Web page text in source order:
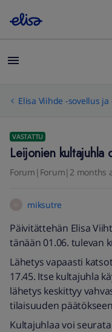
Elisa Viihde -sovellus
VASTATTU
Leijonien kultajuhla
Forum|Forum|2 months
miksutre
Päivitättehän Elisa
tänään 01.06. tulevan
Lähetys vapaasti
17.45. Itse kultajuhla
lähetys keskittyy
tilaisuuden
Kultajuhlaa voi